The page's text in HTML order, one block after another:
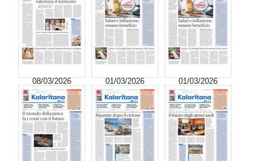
08/03/2026 01/03/2026 01/03/2026